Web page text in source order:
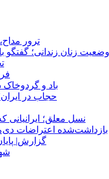
ترور
زنان زندانی؛ گفتگو
باد و
حجاب در
نسل معلق؛
۱۵۹ بازداشت‌شده اعتراضات
گزارش|